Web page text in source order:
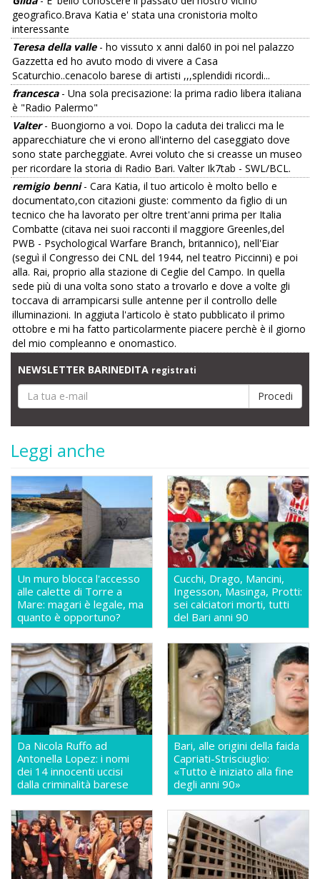
geografico.Brava Katia e' stata una cronistoria molto
interessante
Teresa della valle- ho vissuto x anni dal60 in poi nel palazzo
Gazzetta ed ho avuto modo di vivere a Casa
Scaturchio..cenacolo barese di artisti ,,,splendidi ricordi...
francesca- Una sola precisazione: la prima radio libera italiana
è "Radio Palermo"
Valter- Buongiorno a voi. Dopo la caduta dei tralicci ma le
apparecchiature che vi erono all'interno del caseggiato dove
sono state parcheggiate. Avrei voluto che si creasse un museo
per ricordare la storia di Radio Bari. Valter Ik7tab - SWL/BCL.
remigio benni- Cara Katia, il tuo articolo è molto bello e
documentato,con citazioni giuste: commento da figlio di un
tecnico che ha lavorato per oltre trent'anni prima per Italia
Combatte (citava nei suoi racconti il maggiore Greenles,del
PWB - Psychological Warfare Branch, britannico), nell'Eiar
(seguì il Congresso dei CNL del 1944, nel teatro Piccinni) e poi
alla. Rai, proprio alla stazione di Ceglie del Campo. In quella
sede più di una volta sono stato a trovarlo e dove a volte gli
toccava di arrampicarsi sulle antenne per il controllo delle
illuminazioni. In aggiuta l'articolo è stato pubblicato il primo
ottobre e mi ha fatto particolarmente piacere perchè è il giorno
del mio compleanno e onomastico.
NEWSLETTER BARINEDITA registrati
Leggi anche
Un muro blocca l'accesso
alle calette di Torre a
Mare: magari è legale, ma
quanto è opportuno?
Cucchi, Drago, Mancini,
Ingesson, Masinga, Protti:
sei calciatori morti, tutti
del Bari anni 90
Da Nicola Ruffo ad
Antonella Lopez: i nomi
dei 14 innocenti uccisi
dalla criminalità barese
Bari, alle origini della faida
Capriati-Strisciuglio:
«Tutto è iniziato alla fine
degli anni 90»